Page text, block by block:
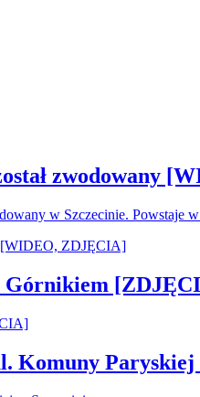
zwodowany
w Szczecinie.
Górnikiem
Komuny Paryskiej